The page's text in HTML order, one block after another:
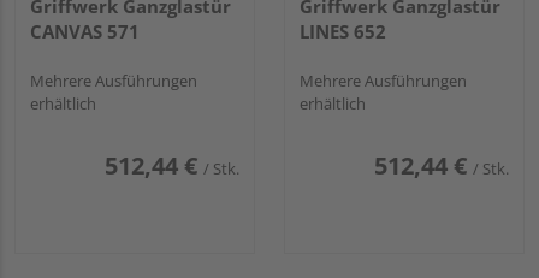
Griffwerk Ganzglastür
CANVAS 571
Mehrere Ausführungen
erhältlich
512,44 € / Stk.
Griffwerk Ganzglastür
LINES 652
Mehrere Ausführungen
erhältlich
512,44 € / Stk.